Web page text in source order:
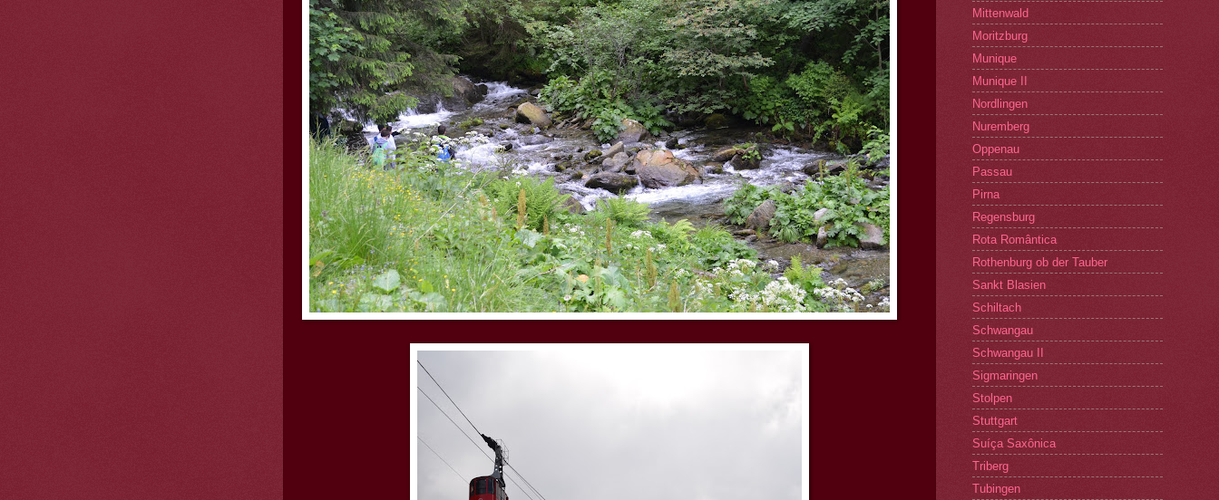
Mittenwald
Moritzburg
Munique
Munique II
Nordlingen
Nuremberg
Oppenau
Passau
Pirna
Regensburg
Rota Romântica
Rothenburg ob der Tauber
Sankt Blasien
Schiltach
Schwangau
Schwangau II
Sigmaringen
Stolpen
Stuttgart
Suíça Saxônica
Triberg
Tubingen